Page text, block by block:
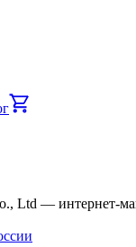
Ltd — интернет-